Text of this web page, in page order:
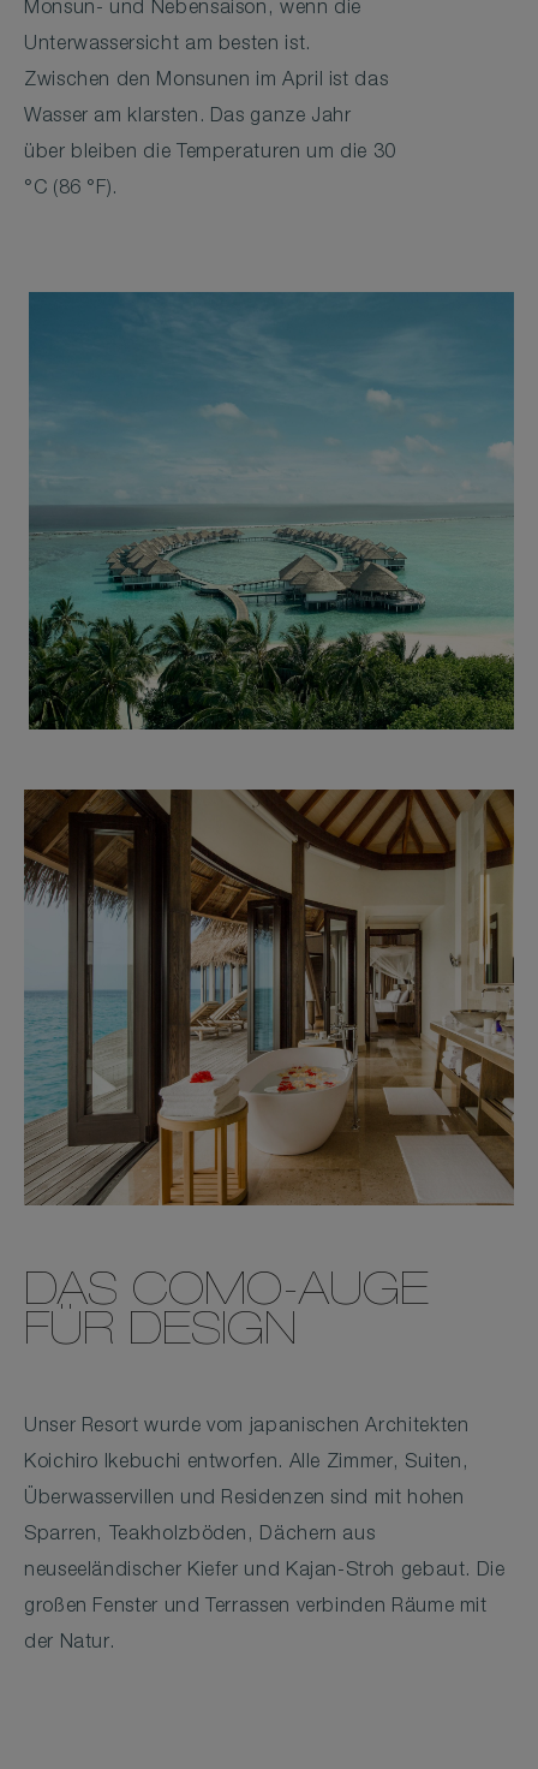
Monsun- und Nebensaison, wenn die
Unterwassersicht am besten ist.
Zwischen den Monsunen im April ist das
Wasser am klarsten. Das ganze Jahr
über bleiben die Temperaturen um die 30
°C (86 °F).
DAS COMO-AUGE
FÜR DESIGN
Unser Resort wurde vom japanischen Architekten
Koichiro Ikebuchi entworfen. Alle Zimmer, Suiten,
Überwasservillen und Residenzen sind mit hohen
Sparren, Teakholzböden, Dächern aus
neuseeländischer Kiefer und Kajan-Stroh gebaut. Die
großen Fenster und Terrassen verbinden Räume mit
der Natur.